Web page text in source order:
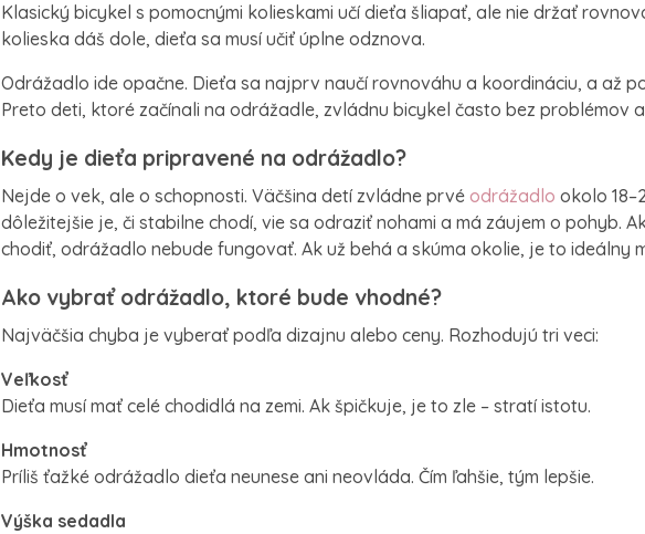
Klasický bicykel s pomocnými kolieskami učí dieťa šliapať, ale nie držať
kolieska dáš dole, dieťa sa musí učiť úplne odznova.
Odrážadlo ide opačne. Dieťa sa najprv naučí rovnováhu a koordináciu, a až
Preto deti, ktoré začínali na odrážadle, zvládnu bicykel často bez problémov
Kedy je dieťa pripravené na odrážadlo?
Nejde o vek, ale o schopnosti. Väčšina detí zvládne prvé odrážadlo okolo
dôležitejšie je, či stabilne chodí, vie sa odraziť nohami a má záujem o pohyb.
chodiť, odrážadlo nebude fungovať. Ak už behá a skúma okolie, je to ideálny
Ako vybrať odrážadlo, ktoré bude vhodné?
Najväčšia chyba je vyberať podľa dizajnu alebo ceny. Rozhodujú tri veci:
Veľkosť
Dieťa musí mať celé chodidlá na zemi. Ak špičkuje, je to zle – stratí istotu.
Hmotnosť
Príliš ťažké odrážadlo dieťa neunese ani neovláda. Čím ľahšie, tým lepšie.
Výška sedadla